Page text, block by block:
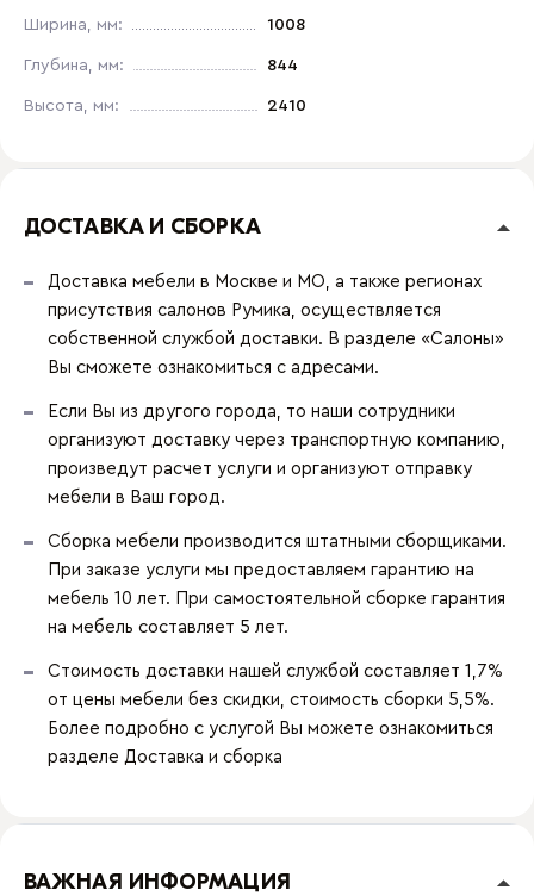
Ширина, мм: 1008
Глубина, мм: 844
Высота, мм: 2410
ДОСТАВКА И СБОРКА
Доставка мебели в Москве и МО, а также регионах
присутствия салонов Румика, осуществляется
собственной службой доставки. В разделе «Салоны»
Вы сможете ознакомиться с адресами.
Если Вы из другого города, то наши сотрудники
организуют доставку через транспортную компанию,
произведут расчет услуги и организуют отправку
мебели в Ваш город.
Сборка мебели производится штатными сборщиками.
При заказе услуги мы предоставляем гарантию на
мебель 10 лет. При самостоятельной сборке гарантия
на мебель составляет 5 лет.
Стоимость доставки нашей службой составляет 1,7%
от цены мебели без скидки, стоимость сборки 5,5%.
Более подробно с услугой Вы можете ознакомиться
разделе Доставка и сборка
ВАЖНАЯ ИНФОРМАЦИЯ